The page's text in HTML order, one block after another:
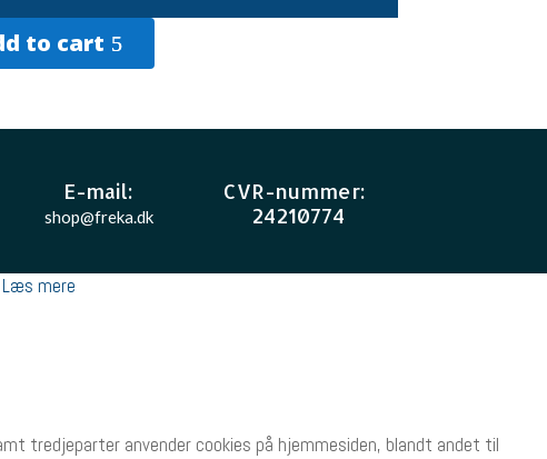
to cart
E-mail:
shop@freka.dk
CVR-nummer:
24210774
Læs mere
tredjeparter anvender cookies på hjemmesiden, blandt andet til